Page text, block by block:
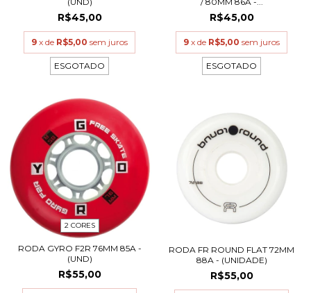
R$45,00
9 x de R$5,00 sem juros
ESGOTADO
R$45,00
9 x de R$5,00 sem juros
ESGOTADO
2 CORES
RODA GYRO F2R 76MM 85A -
(UND)
R$55,00
RODA FR ROUND FLAT 72MM
88A - (UNIDADE)
R$55,00